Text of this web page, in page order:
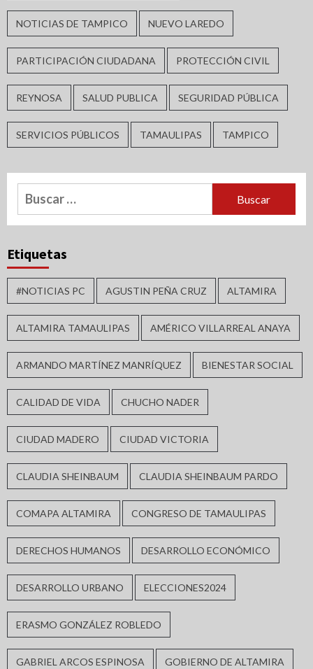
NOTICIAS DE TAMPICO NUEVO LAREDO
PARTICIPACIÓN CIUDADANA PROTECCIÓN CIVIL
REYNOSA SALUD PUBLICA SEGURIDAD PÚBLICA
SERVICIOS PÚBLICOS TAMAULIPAS TAMPICO
Buscar:
Etiquetas
#NOTICIAS PC AGUSTIN PEÑA CRUZ ALTAMIRA
ALTAMIRA TAMAULIPAS AMÉRICO VILLARREAL ANAYA
ARMANDO MARTÍNEZ MANRÍQUEZ BIENESTAR SOCIAL
CALIDAD DE VIDA CHUCHO NADER
CIUDAD MADERO CIUDAD VICTORIA
CLAUDIA SHEINBAUM CLAUDIA SHEINBAUM PARDO
COMAPA ALTAMIRA CONGRESO DE TAMAULIPAS
DERECHOS HUMANOS DESARROLLO ECONÓMICO
DESARROLLO URBANO ELECCIONES2024
ERASMO GONZÁLEZ ROBLEDO
GABRIEL ARCOS ESPINOSA GOBIERNO DE ALTAMIRA